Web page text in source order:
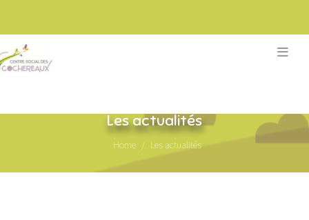
Les actualités
Home Les actualités